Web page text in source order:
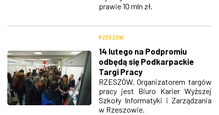
prawie 10 mln zł.
RZESZÓW
14 lutego na Podpromiu
odbędą się Podkarpackie
Targi Pracy
RZESZÓW. Organizatorem targów
pracy jest Biuro Karier Wyższej
Szkoły Informatyki i Zarządzania
w Rzeszowie.